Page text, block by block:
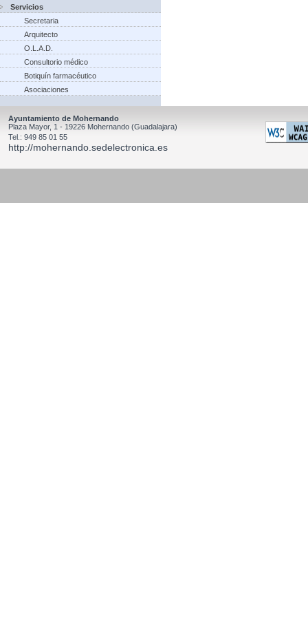
Servicios
Secretaria
Arquitecto
O.L.A.D.
Consultorio médico
Botiquín farmacéutico
Asociaciones
Ayuntamiento de Mohernando
Plaza Mayor, 1 - 19226 Mohernando (Guadalajara)
Tel.: 949 85 01 55
http://mohernando.sedelectronica.es